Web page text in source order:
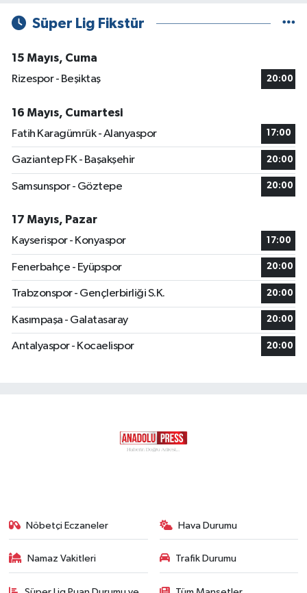
Süper Lig Fikstür
15 Mayıs, Cuma
Rizespor - Beşiktaş
20:00
16 Mayıs, Cumartesi
Fatih Karagümrük - Alanyaspor
17:00
Gaziantep FK - Başakşehir 20:00
Samsunspor - Göztepe 20:00
17 Mayıs, Pazar
Kayserispor - Konyaspor
17:00
Fenerbahçe - Eyüpspor 20:00
Trabzonspor - Gençlerbirliği S.K. 20:00
Kasımpaşa - Galatasaray 20:00
Antalyaspor - Kocaelispor 20:00
Nöbetçi Eczaneler Hava Durumu
Namaz Vakitleri Trafik Durumu